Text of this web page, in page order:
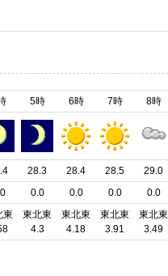
東
5時
28.3
0.0
東北東
4.3
6時
28.4
0.0
東北東
4.18
7時
28.5
0.0
東北東
3.91
8時
29.0
0.0
東北東
3.49